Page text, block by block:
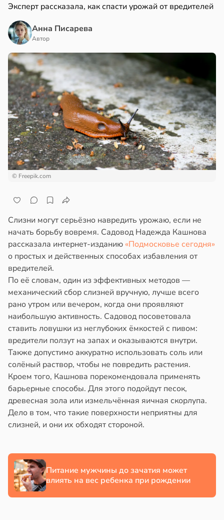
Эксперт рассказала, как спасти урожай от вредителей
Анна Писарева
Автор
© Freepik.com
Слизни могут серьёзно навредить урожаю, если не
начать борьбу вовремя. Садовод Надежда Кашнова
рассказала интернет-изданию «Подмосковье сегодня»
о простых и действенных способах избавления от
вредителей.
По её словам, один из эффективных методов —
механический сбор слизней вручную, лучше всего
рано утром или вечером, когда они проявляют
наибольшую активность. Садовод посоветовала
ставить ловушки из неглубоких ёмкостей с пивом:
вредители ползут на запах и оказываются внутри.
Также допустимо аккуратно использовать соль или
солёный раствор, чтобы не повредить растения.
Кроем того, Кашнова порекомендовала применять
барьерные способы. Для этого подойдут песок,
древесная зола или измельчённая яичная скорлупа.
Дело в том, что такие поверхности неприятны для
слизней, и они их обходят стороной.
Питание мужчины до зачатия может
влиять на вес ребенка при рождении